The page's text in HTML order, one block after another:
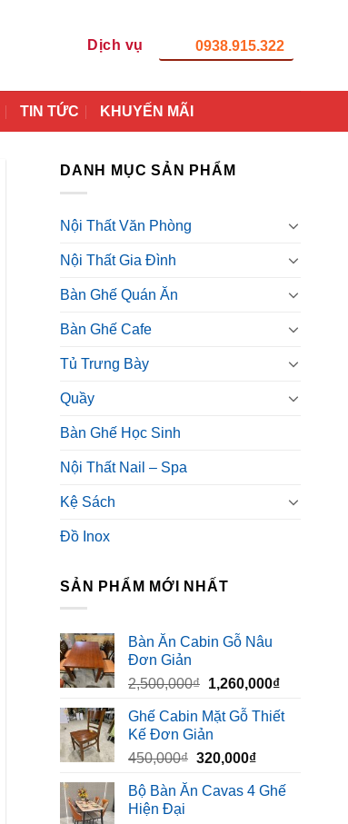
Dịch vụ 0938.915.322
TIN TỨC KHUYẾN MÃI
DANH MỤC SẢN PHẨM
Nội Thất Văn Phòng
Nội Thất Gia Đình
Bàn Ghế Quán Ăn
Bàn Ghế Cafe
Tủ Trưng Bày
Quầy
Bàn Ghế Học Sinh
Nội Thất Nail – Spa
Kệ Sách
Đồ Inox
SẢN PHẨM MỚI NHẤT
Bàn Ăn Cabin Gỗ Nâu
Đơn Giản
2,500,000₫ Giá
là:
2,500,000₫.
1,260,000₫Giá
tại
Ghế Cabin Mặt Gỗ Thiết
Kế Đơn Giản
450,000₫ Giá
là:
320,000₫Giá
tại
Bộ Bàn Ăn Cavas 4 Ghế
Hiện Đại